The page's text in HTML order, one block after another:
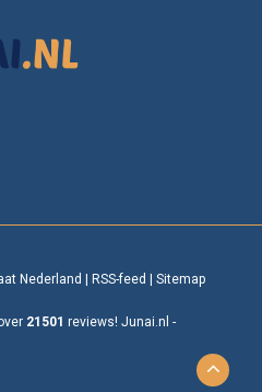
Nederland RSS-feed Sitemap
21501 reviews! Junai.nl -